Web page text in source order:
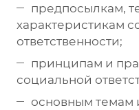
предпосылкам,
характеристикам
ответственности;
принципам и
социальной
основным темам